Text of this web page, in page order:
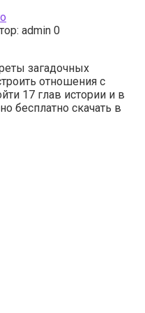
admin 0
загадочных
отношения с
17 глав истории и в
бесплатно скачать в